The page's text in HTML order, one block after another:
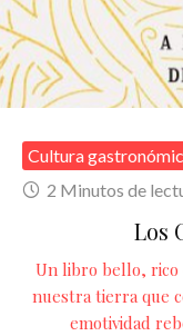
Cultura
2 Minutos de
Los
Un libro bello, rico
nuestra tierra que
emotividad